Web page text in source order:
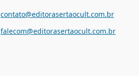
contato@editorasertaocult.com.br
falecom@editorasertaocult.com.br